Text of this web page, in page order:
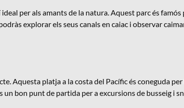
per als amants de la natura. Aquest parc és famós
explorar els seus canals en caiac i observar
Aquesta platja a la costa del Pacífic és coneguda per
un bon punt de partida per a excursions de busseig i